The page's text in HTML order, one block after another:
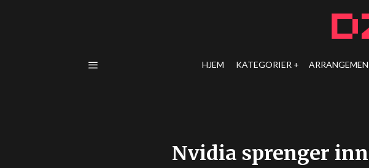
HJEM KATEGORIER
Nvidia sprenger